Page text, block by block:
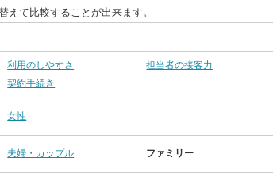
て比較することが出来ます。
利用のしやすさ
担当者の接客力
契約手続き
女性
夫婦・カップル ファミリー